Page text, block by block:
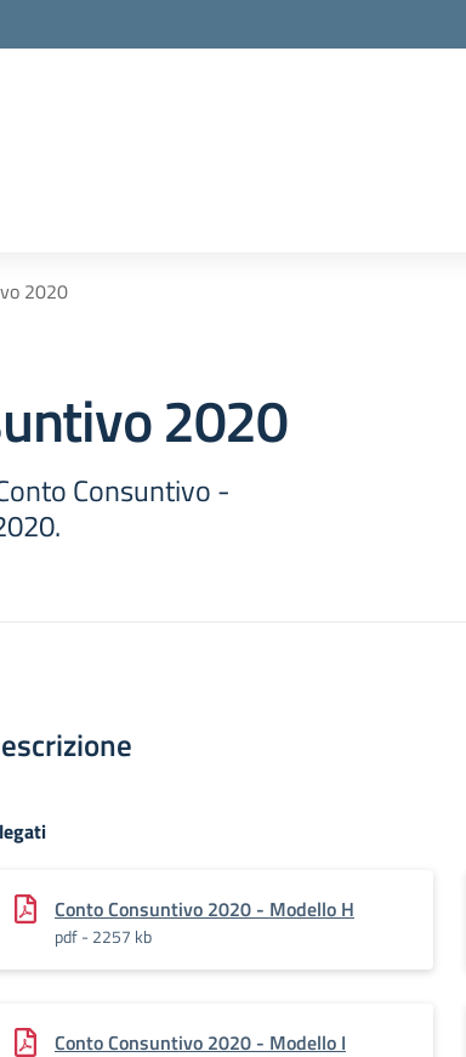
2020
2020
Consuntivo -
Conto Consuntivo 2020 - Modello H
pdf - 2257 kb
Conto Consuntivo 2020 - Modello I